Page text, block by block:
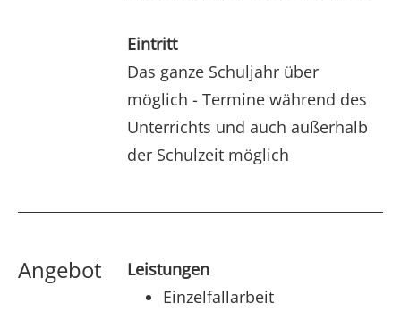
Eintritt
Das ganze Schuljahr über
möglich - Termine während des
Unterrichts und auch außerhalb
der Schulzeit möglich
Angebot
Leistungen
Einzelfallarbeit